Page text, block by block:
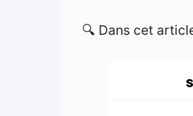
🔍 Dans cet